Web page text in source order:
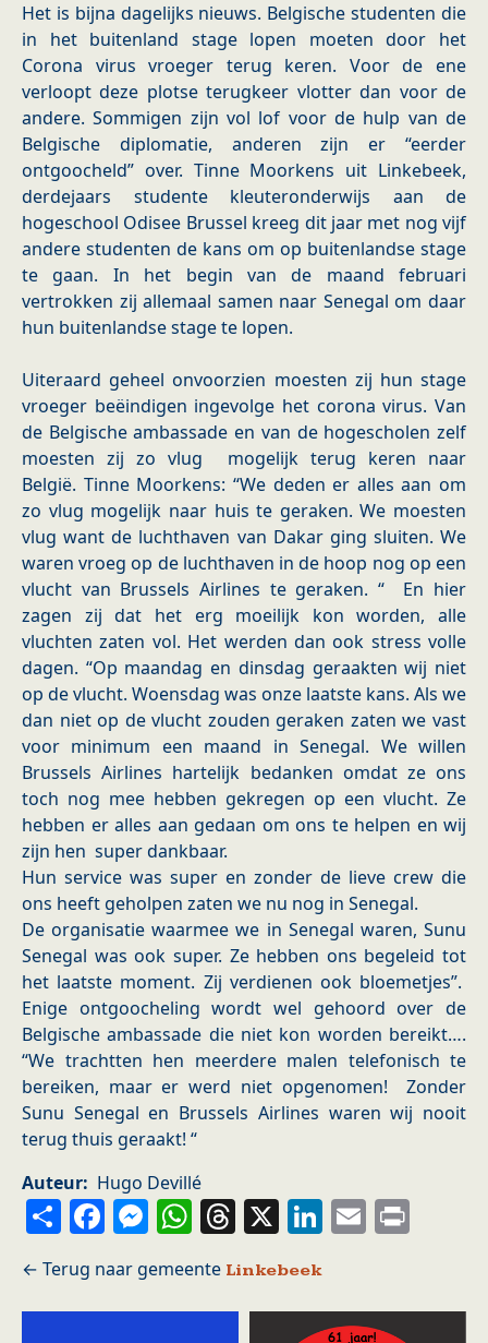
Het is bijna dagelijks nieuws. Belgische studenten die
in het buitenland stage lopen moeten door het
Corona virus vroeger terug keren. Voor de ene
verloopt deze plotse terugkeer vlotter dan voor de
andere. Sommigen zijn vol lof voor de hulp van de
Belgische diplomatie, anderen zijn er “eerder
ontgoocheld” over. Tinne Moorkens uit Linkebeek,
derdejaars studente kleuteronderwijs aan de
hogeschool Odisee Brussel kreeg dit jaar met nog vijf
andere studenten de kans om op buitenlandse stage
te gaan. In het begin van de maand februari
vertrokken zij allemaal samen naar Senegal om daar
hun buitenlandse stage te lopen.
Uiteraard geheel onvoorzien moesten zij hun stage
vroeger beëindigen ingevolge het corona virus. Van
de Belgische ambassade en van de hogescholen zelf
moesten zij zo vlug mogelijk terug keren naar
België. Tinne Moorkens: “We deden er alles aan om
zo vlug mogelijk naar huis te geraken. We moesten
vlug want de luchthaven van Dakar ging sluiten. We
waren vroeg op de luchthaven in de hoop nog op een
vlucht van Brussels Airlines te geraken. “ En hier
zagen zij dat het erg moeilijk kon worden, alle
vluchten zaten vol. Het werden dan ook stress volle
dagen. “Op maandag en dinsdag geraakten wij niet
op de vlucht. Woensdag was onze laatste kans. Als we
dan niet op de vlucht zouden geraken zaten we vast
voor minimum een maand in Senegal. We willen
Brussels Airlines hartelijk bedanken omdat ze ons
toch nog mee hebben gekregen op een vlucht. Ze
hebben er alles aan gedaan om ons te helpen en wij
zijn hen super dankbaar.
Hun service was super en zonder de lieve crew die
ons heeft geholpen zaten we nu nog in Senegal.
De organisatie waarmee we in Senegal waren, Sunu
Senegal was ook super. Ze hebben ons begeleid tot
het laatste moment. Zij verdienen ook bloemetjes”.
Enige ontgoocheling wordt wel gehoord over de
Belgische ambassade die niet kon worden bereikt….
“We trachtten hen meerdere malen telefonisch te
bereiken, maar er werd niet opgenomen! Zonder
Sunu Senegal en Brussels Airlines waren wij nooit
terug thuis geraakt! “
Auteur
Hugo Devillé
ShareFacebook
Messenger
WhatsApp
Threads
X LinkedIn
Email
Linkebeek